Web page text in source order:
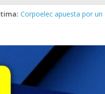
Corpoelec apuesta por
Detuvieron a dos
Lo que se sabe de los